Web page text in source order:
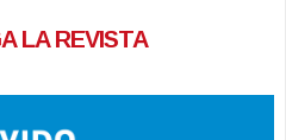
LA REVISTA